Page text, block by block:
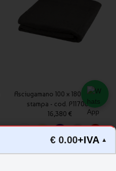
€ 0.00+IVA ▲
Asciugamano 100 x 180 cm. con
stampa - cod. P117003
16,380 €